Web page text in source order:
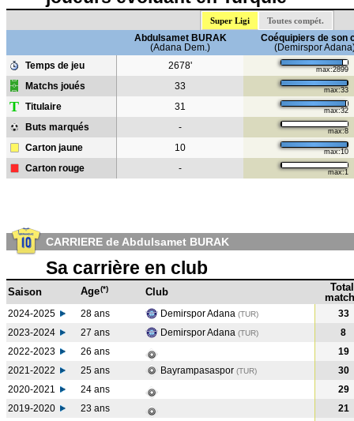
Super Ligi Toutes compét.
Abdulsamet BURAK
(Adana Dem.)
Coéquipiers de son
(Demirspor
Temps de jeu
2678' max:2899
Matchs joués 33 max:33
T Titulaire 31 max:32
Buts marqués - max:8
Carton jaune 10 max:10
Carton rouge - max:1
CARRIERE de Abdulsamet BURAK
Sa carrière en club
Saison Age(*) Club
Total
2024-2025 28 ans Demirspor Adana (TUR)
33
2023-2024
27 ans Demirspor Adana (TUR)
8
2022-2023
26 ans
19
2021-2022
25 ans Bayrampasaspor (TUR)
30
2020-2021
24 ans
29
2019-2020
23 ans
21